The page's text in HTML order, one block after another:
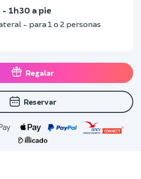
1h30 a pie
- para 1 o 2 personas
Regalar
Reservar